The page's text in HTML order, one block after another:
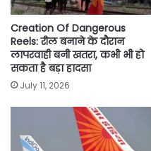
Creation Of Dangerous
Reels: रील बनाने के दौरान
लापरवाही बनी खतरा, कभी भी हो
सकता है बड़ा हादसा
July 11, 2026